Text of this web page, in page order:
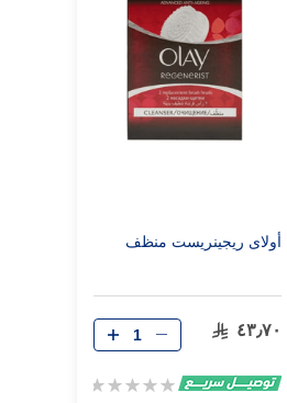
أولاى ريجينريست منظف
٤٣٫٧٠
Rating: